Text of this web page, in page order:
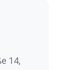
14,